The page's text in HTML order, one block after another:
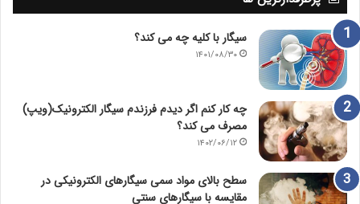
سیگار با کلیه چه می کند؟
۱۴۰۱/۰۸/۳۰
چه کار کنم اگر دیدم فرزندم سیگار الکترونیک(ویپ)
مصرف می کند؟
۱۴۰۲/۰۶/۱۲
سطح بالای مواد سمی سیگارهای الکترونیکی در
مقایسه با سیگارهای سنتی